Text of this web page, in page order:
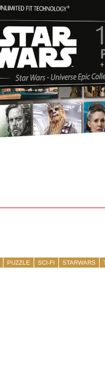
PUZZLE SCI-FI STARWARS